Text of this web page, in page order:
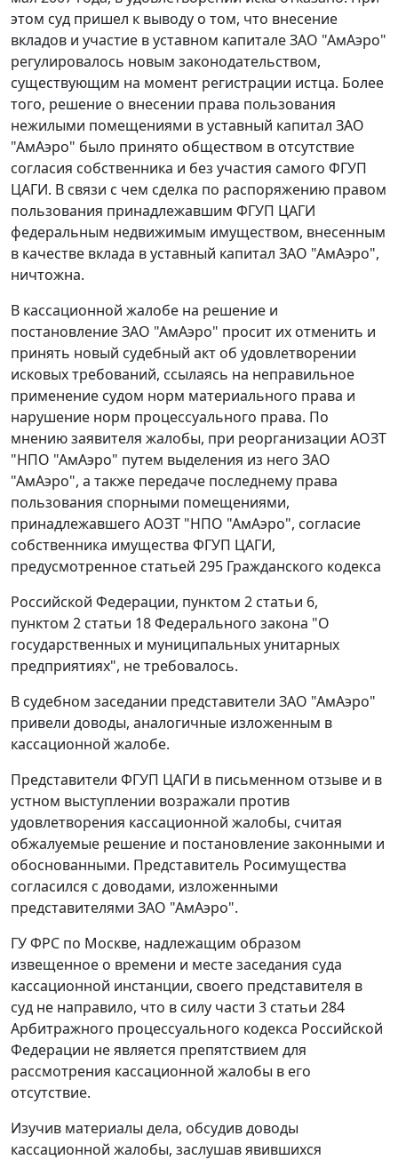
этом суд пришел к выводу о том, что внесение
вкладов и участие в уставном капитале ЗАО "АмАэро"
регулировалось новым законодательством,
существующим на момент регистрации истца. Более
того, решение о внесении права пользования
нежилыми помещениями в уставный капитал ЗАО
"АмАэро" было принято обществом в отсутствие
согласия собственника и без участия самого ФГУП
ЦАГИ. В связи с чем сделка по распоряжению правом
пользования принадлежавшим ФГУП ЦАГИ
федеральным недвижимым имуществом, внесенным
в качестве вклада в уставный капитал ЗАО "АмАэро",
ничтожна.
В кассационной жалобе на решение и
постановление ЗАО "АмАэро" просит их отменить и
принять новый судебный акт об удовлетворении
исковых требований, ссылаясь на неправильное
применение судом норм материального права и
нарушение норм процессуального права. По
мнению заявителя жалобы, при реорганизации АОЗТ
"НПО "АмАэро" путем выделения из него ЗАО
"АмАэро", а также передаче последнему права
пользования спорными помещениями,
принадлежавшего АОЗТ "НПО "АмАэро", согласие
собственника имущества ФГУП ЦАГИ,
предусмотренное статьей 295 Гражданского кодекса
Российской Федерации, пунктом 2 статьи 6,
пунктом 2 статьи 18Федерального закона "О
государственных и муниципальных унитарных
предприятиях", не требовалось.
В судебном заседании представители ЗАО "АмАэро"
привели доводы, аналогичные изложенным в
кассационной жалобе.
Представители ФГУП ЦАГИ в письменном отзыве и в
устном выступлении возражали против
удовлетворения кассационной жалобы, считая
обжалуемые решение и постановление законными и
обоснованными. Представитель Росимущества
согласился с доводами, изложенными
представителями ЗАО "АмАэро".
ГУ ФРС по Москве, надлежащим образом
извещенное о времени и месте заседания суда
кассационной инстанции, своего представителя в
суд не направило, что в силу части 3 статьи 284
Арбитражного процессуального кодекса Российской
Федерации не является препятствием для
рассмотрения кассационной жалобы в его
отсутствие.
Изучив материалы дела, обсудив доводы
кассационной жалобы, заслушав явившихся